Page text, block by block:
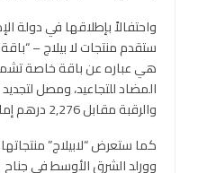
واحتفالاً بإطلاقها في دولة
ستقدم منتجات لا بيلاج –
هي عباره عن باقة خاصة
المضاد للتجاعيد، ومصل
والرقبة مقابل 2,276 درهم إماراتي.
كما ستعرض “لابيلاج”